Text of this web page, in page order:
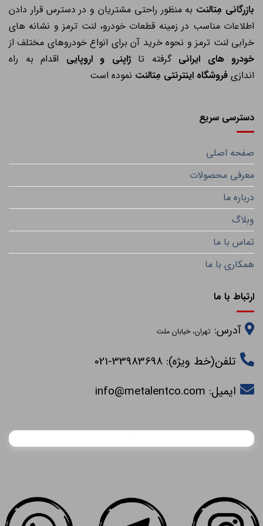
بازرگانی مِتالنتبه منظور راحتی مشتریان و در دسترس قرار دادن
اطلاعات مناسب در زمینه قطعات خودرو، لنت ترمز و نشانه های
خرابی لنت ترمز و نحوه خرید آن برای انواع خودروهای مختلف از
خودرو های ایرانیگرفته تاژاپنی و اروپاییاقدام به راه
اندازیفروشگاه اینترنتی مِتالنتنموده است
دسترسی سریع
صفحه اصلی
معرفی محصولات
درباره ما
وبلاگ
تماس با ما
همکاری با ما
ارتباط با ما
آدرس:تهران، خیابان ملت
تلفن(خط ویژه): 33983698-021
ایمیل:info@metalentco.com